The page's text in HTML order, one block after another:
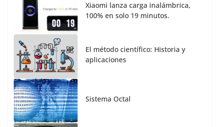
Xiaomi lanza carga inalámbrica,
100% en solo 19 minutos.
El método científico: Historia y
aplicaciones
Sistema Octal